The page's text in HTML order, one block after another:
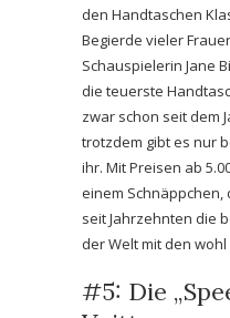
den Handtaschen
Begierde vieler
Schauspielerin Jane
die teuerste
zwar schon seit dem
trotzdem gibt es nur
ihr. Mit Preisen ab
einem
seit Jahrzehnten die
der Welt mit den
#5: Die